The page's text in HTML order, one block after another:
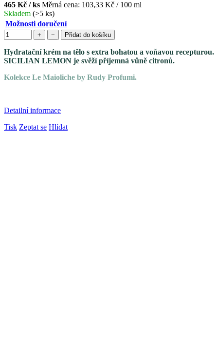
465 Kč / ks Měrná cena: 103,33 Kč / 100 ml
Skladem (>5 ks)
Možnosti doručení
+ − Přidat do košíku
Hydratační krém na tělo s extra bohatou a voňavou recepturou.
SICILIAN LEMON je svěží příjemná vůně citronů.
Kolekce Le Maioliche by Rudy Profumi.
Detailní informace
Tisk Zeptat se Hlídat